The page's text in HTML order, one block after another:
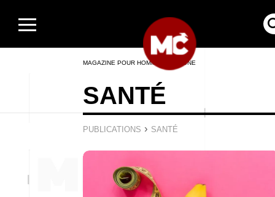
MAGAZINE POUR HOMMES EN LIGNE
SANTÉ
PUBLICATIONS › SANTÉ